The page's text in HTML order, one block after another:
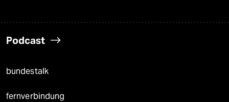
Podcast
bundestalk
fernverbindung